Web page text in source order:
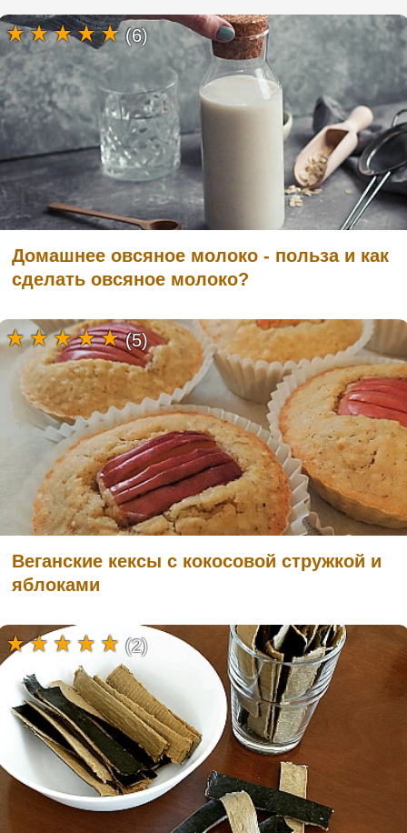
Домашнее овсяное молоко - польза и как
сделать овсяное молоко?
(6)
Веганские кексы с кокосовой стружкой и
яблоками
(5)
(2)